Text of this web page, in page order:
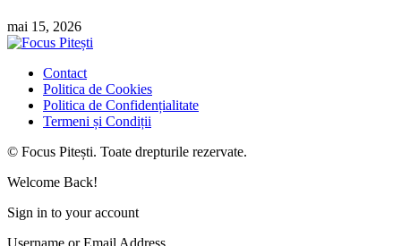
mai 15, 2026
Contact
Politica de Cookies
Politica de Confidențialitate
Termeni și Condiții
© Focus Pitești. Toate drepturile rezervate.
Welcome Back!
Sign in to your account
Username or Email Address